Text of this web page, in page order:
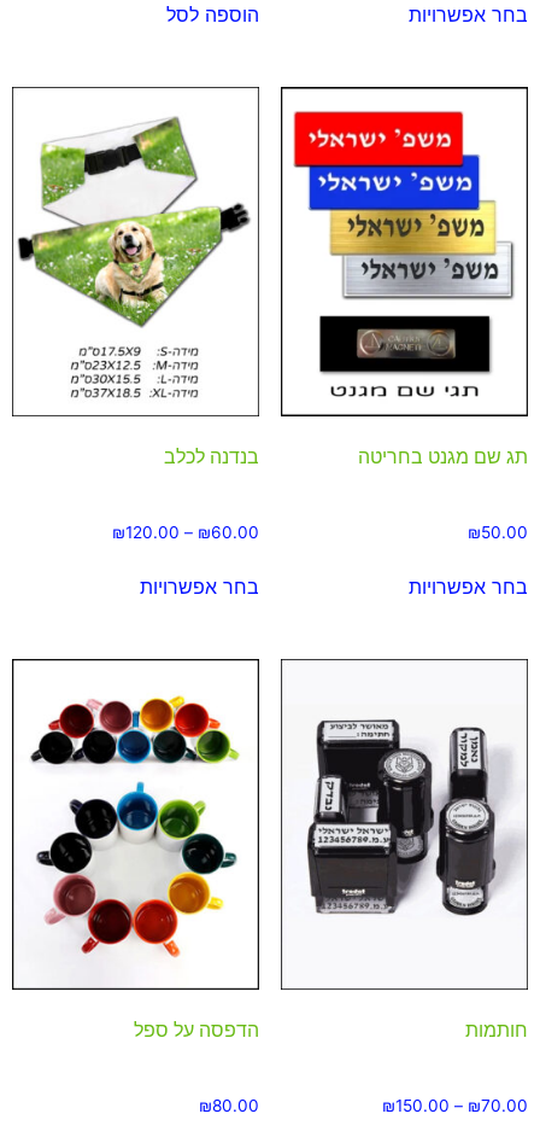
בחר אפשרויות הוספה לסל
תג שם מגנט בחריטה
₪50.00
בחר אפשרויות
בנדנה לכלב
₪60.00
–
₪120.00
בחר אפשרויות
חותמות
₪70.00
–
₪150.00
הדפסה על ספל
₪80.00